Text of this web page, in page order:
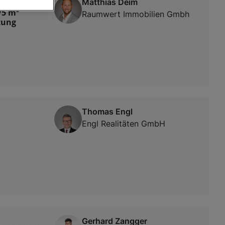
m²
Raumwert Immobilien Gmbh
Thomas Engl
Engl Realitäten GmbH
Gerhard Zangger
oder Zugriff